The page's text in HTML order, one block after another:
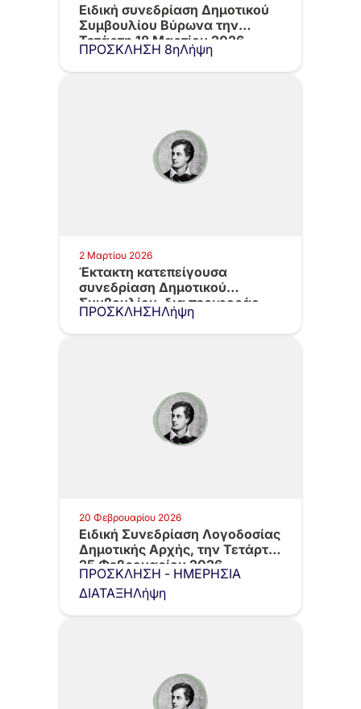
Ειδική συνεδρίαση Δημοτικού
Συμβουλίου Βύρωνα την
Τετάρτη 18 Μαρτίου 2026,…
ΠΡΟΣΚΛΗΣΗ 8ηΛήψη
2 Μαρτίου 2026
Έκτακτη κατεπείγουσα
συνεδρίαση Δημοτικού
Συμβουλίου, δια περιφοράς,
την Δευτέρα 2.3.2026,…
ΠΡΟΣΚΛΗΣΗΛήψη
20 Φεβρουαρίου 2026
Ειδική Συνεδρίαση Λογοδοσίας
Δημοτικής Αρχής, την Τετάρτη
25 Φεβρουαρίου 2026…
ΠΡΟΣΚΛΗΣΗ - ΗΜΕΡΗΣΙΑ
ΔΙΑΤΑΞΗΛήψη